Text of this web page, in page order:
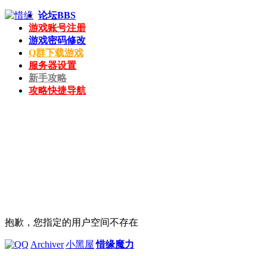
论坛BBS
游戏账号注册
游戏密码修改
Q群下载游戏
服务器设置
新手攻略
攻略快捷导航
抱歉，您指定的用户空间不存在
Archiver|小黑屋|惜缘魔力